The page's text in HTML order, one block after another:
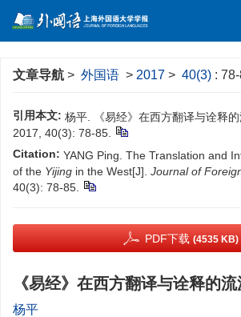
文章导航 > 外国语 > 2017 > 40(3) :
引用本文: 杨平. 《易经》在西方翻译与诠释
2017, 40(3): 78-85.
Citation: YANG Ping. The Translation and
of the Yijing in the West[J]. Journal of
40(3): 78-85.
PDF下载 (4535 KB)
《易经》在西方翻译与诠释的流
杨平